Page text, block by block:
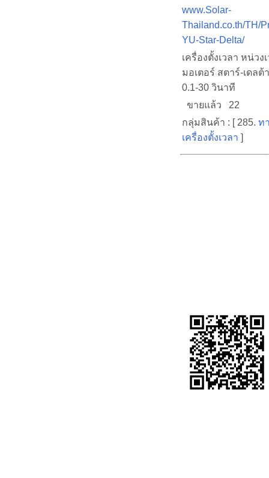
www.Solar-
Thailand.co.th/TH/
YU-Star-Delta/
เครื่องตั้งเวลา หน่วง
มอเตอร์ สตาร์-เดลต้
0.1-30 วินาที
ขายแล้ว 22
กลุ่มสินค้า : [ 285. ท
เครื่องตั้งเวลา ]